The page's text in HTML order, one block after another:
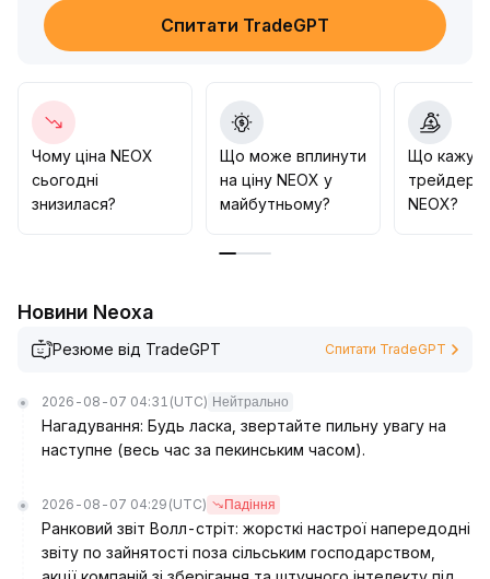
сприяти бичачому тренду; у разі відсутності
активності об’ємів можливе продовження
регулюванням стане драйвером зростання NEOX,
тож інвесторам слід слідкувати за темпами
легалізації та політичними рішеннями, аби при
виявленні позитивних сигналів планувати середньо-
та довгострокове розміщення, при цьому суворо
.
Спитати TradeGPT
Чому ціна NEOX
сьогодні
знизилася?
Що може вплинути
на ціну NEOX у
майбутньому?
Що
трейдери
NEOX?
Новини Neoxa
Резюме від TradeGPT Спитати TradeGPT
2026-08-07 04:31 (UTC) Нейтрально
Нагадування: Будь ласка, звертайте пильну увагу на
наступне (весь час за пекинським часом).
2026-08-07 04:29 (UTC) Падіння
Ранковий звіт Волл-стріт: жорсткі настрої напередодні
звіту по зайнятості поза сільським господарством,